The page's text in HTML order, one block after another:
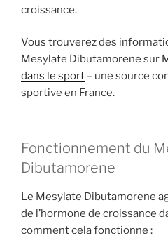
croissance.
Vous trouverez des
Mesylate Dibutamorene sur
dans le sport – une source
sportive en France.
Fonctionnement du
Dibutamorene
Le Mesylate Dibutamorene
de l’hormone de croissance
comment cela fonctionne :